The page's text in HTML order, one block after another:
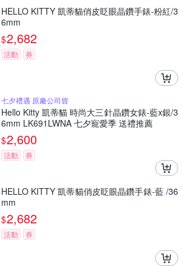
HELLO KITTY 凱蒂貓俏皮眨眼晶鑽手錶-粉紅/3
6mm
$2,682
活動 券
七夕禮遇 原廠公司貨
Hello Kitty 凱蒂貓 時尚大三針晶鑽女錶-藍x銀/3
6mm LK691LWNA 七夕寵愛季 送禮推薦
$2,600
活動 券
HELLO KITTY 凱蒂貓俏皮眨眼晶鑽手錶-藍 /36
mm
$2,682
活動 券